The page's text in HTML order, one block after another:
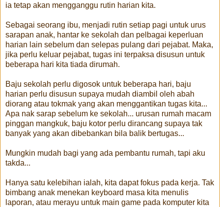
ia tetap akan mengganggu rutin harian kita.
Sebagai seorang ibu, menjadi rutin setiap pagi untuk urus
sarapan anak, hantar ke sekolah dan pelbagai keperluan
harian lain sebelum dan selepas pulang dari pejabat. Maka,
jika perlu keluar pejabat, tugas ini terpaksa disusun untuk
beberapa hari kita tiada dirumah.
Baju sekolah perlu digosok untuk beberapa hari, baju
harian perlu disusun supaya mudah diambil oleh abah
diorang atau tokmak yang akan menggantikan tugas kita...
Apa nak sarap sebelum ke sekolah... urusan rumah macam
pinggan mangkuk, baju kotor perlu dirancang supaya tak
banyak yang akan dibebankan bila balik bertugas...
Mungkin mudah bagi yang ada pembantu rumah, tapi aku
takda...
Hanya satu kelebihan ialah, kita dapat fokus pada kerja. Tak
bimbang anak menekan keyboard masa kita menulis
laporan, atau merayu untuk main game pada komputer kita